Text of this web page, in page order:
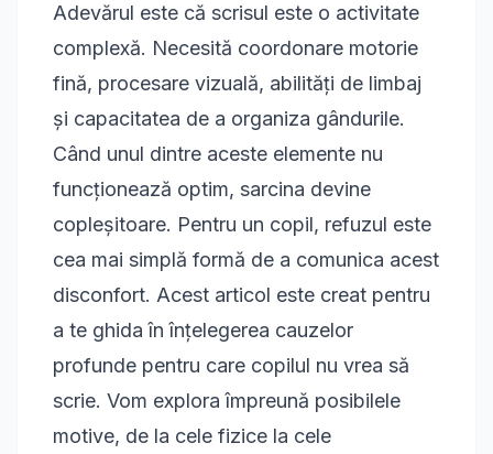
Adevărul este că scrisul este o activitate
complexă. Necesită coordonare motorie
fină, procesare vizuală, abilități de limbaj
și capacitatea de a organiza gândurile.
Când unul dintre aceste elemente nu
funcționează optim, sarcina devine
copleșitoare. Pentru un copil, refuzul este
cea mai simplă formă de a comunica acest
disconfort. Acest articol este creat pentru
a te ghida în înțelegerea cauzelor
profunde pentru care copilul nu vrea să
scrie. Vom explora împreună posibilele
motive, de la cele fizice la cele